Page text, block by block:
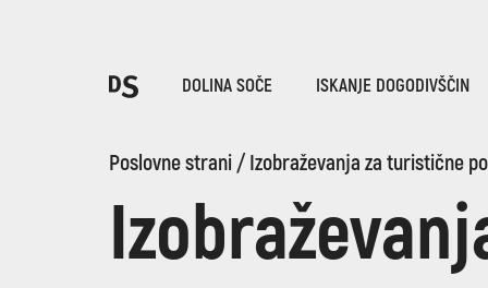
DOLINA SOČE ISKANJE DOGODIVŠČIN
Poslovne strani/Izobraževanja za turistične
TOLMINSKA KORITA